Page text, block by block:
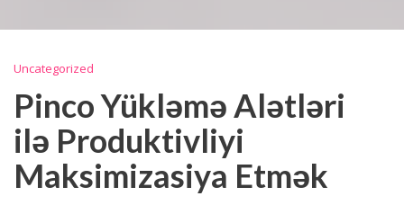
Uncategorized
Pinco Yükləmə Alətləri
ilə Produktivliyi
Maksimizasiya Etmək